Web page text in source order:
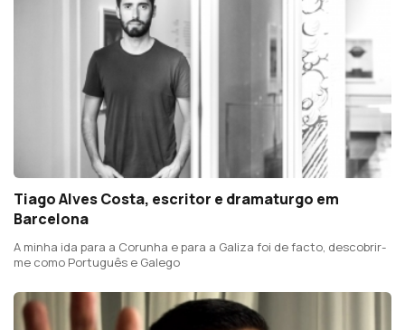
Tiago Alves Costa, escritor e dramaturgo em
Barcelona
A minha ida para a Corunha e para a Galiza foi de facto, descobrir-
me como Português e Galego